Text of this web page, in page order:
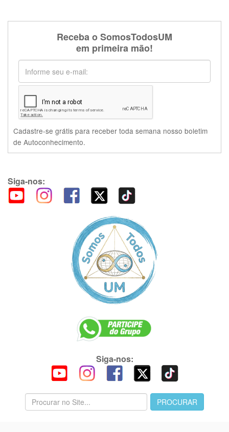
Receba o SomosTodosUM
em primeira mão!
Cadastre-se grátis para receber toda semana nosso boletim
de Autoconhecimento.
Siga-nos:
Siga-nos: